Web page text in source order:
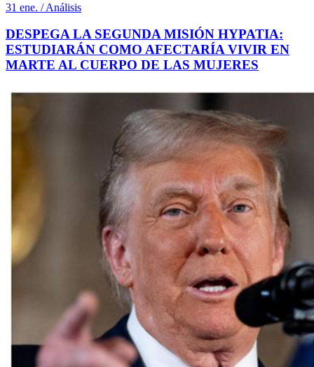
31 ene. / Análisis
DESPEGA LA SEGUNDA MISIÓN HYPATIA:
ESTUDIARÁN COMO AFECTARÍA VIVIR EN
MARTE AL CUERPO DE LAS MUJERES